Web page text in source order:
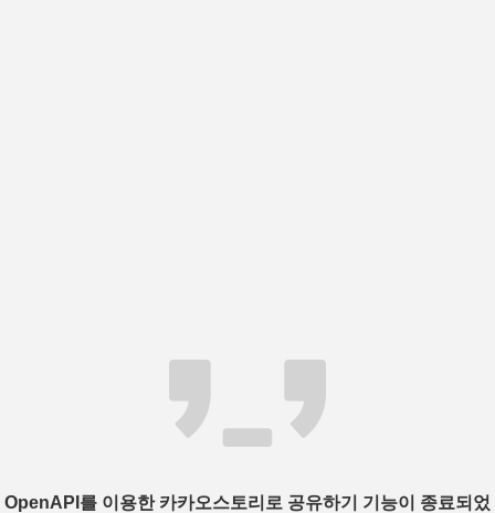
OpenAPI를 이용한 카카오스토리로 공유하기 기능이 종료되었